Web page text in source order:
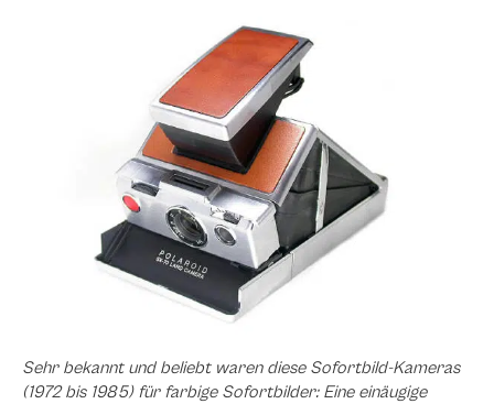
Sehr bekannt und beliebt waren diese Sofortbild-Kameras
(1972 bis 1985) für farbige Sofortbilder: Eine einäugige